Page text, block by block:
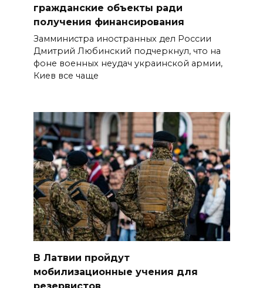
гражданские объекты ради
получения финансирования
Замминистра иностранных дел России
Дмитрий Любинский подчеркнул, что на
фоне военных неудач украинской армии,
Киев все чаще
В Латвии пройдут
мобилизационные учения для
резервистов